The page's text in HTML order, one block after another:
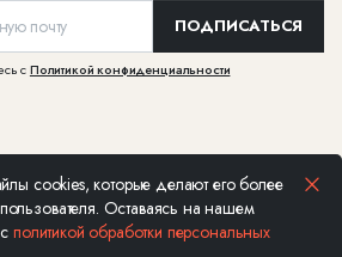
ПОДПИСАТЬСЯ
сПолитикой конфиденциальности
© Все права защищены, 2026. Не является
cookies, которые делают его более
Оставаясь на нашем
политикой обработки персональных